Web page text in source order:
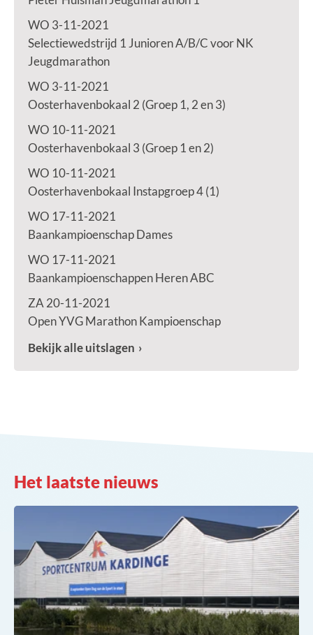
WO 3-11-2021
Selectiewedstrijd 1 Junioren A/B/C voor NK
Jeugdmarathon
WO 3-11-2021
Oosterhavenbokaal 2 (Groep 1, 2 en 3)
WO 10-11-2021
Oosterhavenbokaal 3 (Groep 1 en 2)
WO 10-11-2021
Oosterhavenbokaal Instapgroep 4 (1)
WO 17-11-2021
Baankampioenschap Dames
WO 17-11-2021
Baankampioenschappen Heren ABC
ZA 20-11-2021
Open YVG Marathon Kampioenschap
Bekijk alle uitslagen
Het laatste nieuws